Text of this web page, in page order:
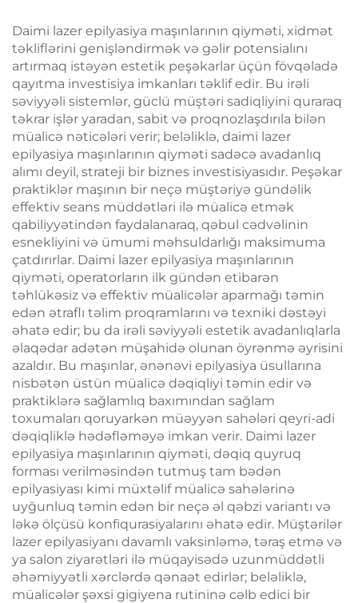
Stimulyasiya
Daimi lazer epilyasiya maşınlarının qiyməti, xidmət
təkliflərini genişləndirmək və gəlir potensialını
artırmaq istəyən estetik peşəkarlar üçün fövqəladə
qayıtma investisiya imkanları təklif edir. Bu irəli
səviyyəli sistemlər, güclü müştəri sadiqliyini quraraq
təkrar işlər yaradan, sabit və proqnozlaşdırıla bilən
müalicə nəticələri verir; beləliklə, daimi lazer
epilyasiya maşınlarının qiyməti sadəcə avadanlıq
alımı deyil, strateji bir biznes investisiyasıdır. Peşəkar
praktiklər maşının bir neçə müştəriyə gündəlik
effektiv seans müddətləri ilə müalicə etmək
qabiliyyətindən faydalanaraq, qəbul cədvəlinin
esnekliyini və ümumi məhsuldarlığı maksimuma
çatdırırlar. Daimi lazer epilyasiya maşınlarının
qiyməti, operatorların ilk gündən etibarən
təhlükəsiz və effektiv müalicələr aparmağı təmin
edən ətraflı təlim proqramlarını və texniki dəstəyi
əhatə edir; bu da irəli səviyyəli estetik avadanlıqlarla
əlaqədar adətən müşahidə olunan öyrənmə əyrisini
azaldır. Bu maşınlar, ənənəvi epilyasiya üsullarına
nisbətən üstün müalicə dəqiqliyi təmin edir və
praktiklərə sağlamlıq baxımından sağlam
toxumaları qoruyarkən müəyyən sahələri qeyri-adi
dəqiqliklə hədəfləməyə imkan verir. Daimi lazer
epilyasiya maşınlarının qiyməti, dəqiq quyruq
forması verilməsindən tutmuş tam bədən
epilyasiyası kimi müxtəlif müalicə sahələrinə
uyğunluq təmin edən bir neçə əl qəbzi variantı və
ləkə ölçüsü konfiqurasiyalarını əhatə edir. Müştərilər
lazer epilyasiyanı davamlı vaksinləmə, təraş etmə və
ya salon ziyarətləri ilə müqayisədə uzunmüddətli
əhəmiyyətli xərclərdə qənaət edirlər; beləliklə,
müalicələr şəxsi gigiyena rutininə cəlb edici bir